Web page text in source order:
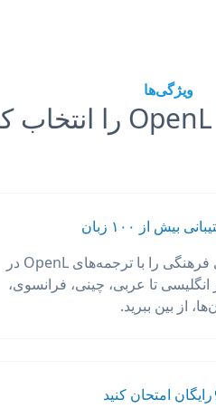
ویژگی‌ها
بیش از ۱۰۰ زبان
به آسانی شکاف‌های فرهنگی را با ترجمه‌های OpenL در
زبان، از انگلیسی تا عربی، چینی، فرانسوی،
از بین ببرید.
رایگان امتحان کنید